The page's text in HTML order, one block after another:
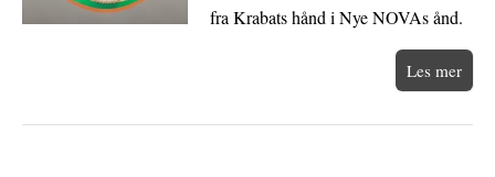
fra Krabats hånd i Nye NOVAs ånd.
Les mer